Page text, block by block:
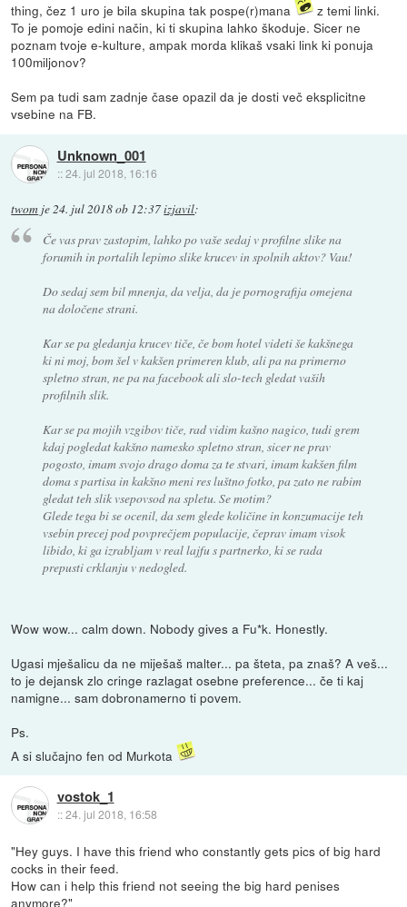
thing, čez 1 uro je bila skupina tak pospe(r)mana
z temi linki.
To je pomoje edini način, ki ti skupina lahko škoduje. Sicer ne
poznam tvoje e-kulture, ampak morda klikaš vsaki link ki ponuja
100miljonov?
Sem pa tudi sam zadnje čase opazil da je dosti več eksplicitne
vsebine na FB.
Unknown_001
::24. jul 2018, 16:16
twom je24. jul 2018 ob 12:37izjavil:
Če vas prav zastopim, lahko po vaše sedaj v profilne slike na
forumih in portalih lepimo slike krucev in spolnih aktov? Vau!
Do sedaj sem bil mnenja, da velja, da je pornografija omejena
na določene strani.
Kar se pa gledanja krucev tiče, če bom hotel videti še kakšnega
ki ni moj, bom šel v kakšen primeren klub, ali pa na primerno
spletno stran, ne pa na facebook ali slo-tech gledat vaših
profilnih slik.
Kar se pa mojih vzgibov tiče, rad vidim kašno nagico, tudi grem
kdaj pogledat kakšno namesko spletno stran, sicer ne prav
pogosto, imam svojo drago doma za te stvari, imam kakšen film
doma s partisa in kakšno meni res luštno fotko, pa zato ne rabim
gledat teh slik vsepovsod na spletu. Se motim?
Glede tega bi se ocenil, da sem glede količine in konzumacije teh
vsebin precej pod povprečjem populacije, čeprav imam visok
libido, ki ga izrabljam v real lajfu s partnerko, ki se rada
prepusti crklanju v nedogled.
Wow wow... calm down. Nobody gives a Fu*k. Honestly.
Ugasi mješalicu da ne miješaš malter... pa šteta, pa znaš? A veš...
to je dejansk zlo cringe razlagat osebne preference... če ti kaj
namigne... sam dobronamerno ti povem.
Ps.
A si slučajno fen od Murkota
vostok_1
::24. jul 2018, 16:58
"Hey guys. I have this friend who constantly gets pics of big hard
cocks in their feed.
How can i help this friend not seeing the big hard penises
anymore?"